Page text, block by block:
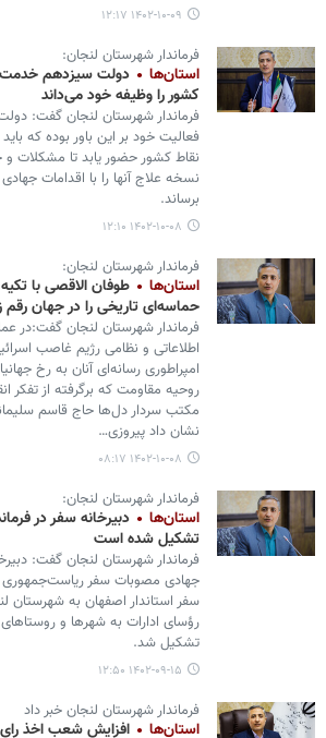
۱۴۰۲-۱۰-۰۹ ۱۲:۱۷
فرماندار شهرستان لنجان:
استان‌ها
دولت سیزدهم
کشور را وظیفه خود می‌داند
فرماندار شهرستان لنجان گفت:
فعالیت خود بر این باور بوده که
نقاط کشور حضور یابد تا مشکلات و
نسخه علاج آنها را با اقدامات
برساند.
۱۴۰۲-۱۰-۰۸ ۱۲:۱۰
فرماندار شهرستان لنجان:
استان‌ها
طوفان الاقصی با
حماسه‌ای تاریخی را در جهان رقم
فرماندار شهرستان لنجان گفت:در
اطلاعاتی و نظامی رژیم غاصب
امپراطوری رسانه‌ای آنان به رخ
روحیه مقاومت که برگرفته از تفکر
مکتب سردار دل‌ها حاج قاسم
نشان داد پیروزی…
۱۴۰۲-۱۰-۰۸ ۰۸:۱۷
فرماندار شهرستان لنجان:
استان‌ها
دبیرخانه سفر در
تشکیل شده است
فرماندار شهرستان لنجان گفت:
جهادی مصوبات سفر ریاست‌جمهوری
سفر استاندار اصفهان به شهرستان
رؤسای ادارات به شهرها و
تشکیل شد.
۱۴۰۲-۰۹-۱۵ ۱۲:۵۰
فرماندار شهرستان لنجان خبر داد
استان‌ها افزایش شعب اخذ